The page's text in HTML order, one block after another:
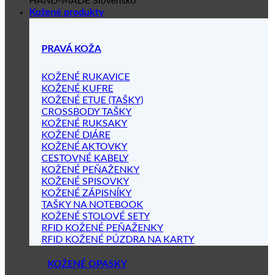
Kožené produkty
PRAVÁ KOŽA
KOŽENÉ RUKAVICE
KOŽENÉ KUFRE
KOŽENÉ ETUE (TAŠKY)
CROSSBODY TAŠKY
KOŽENÉ RUKSAKY
KOŽENÉ DIÁRE
KOŽENÉ AKTOVKY
CESTOVNÉ KABELY
KOŽENÉ PEŇAŽENKY
KOŽENÉ SPISOVKY
KOŽENÉ ZÁPISNÍKY
TAŠKY NA NOTEBOOK
KOŽENÉ STOLOVÉ SETY
RFID KOŽENÉ PEŇAŽENKY
RFID KOŽENÉ PÚZDRA NA KARTY
KOŽENÉ OPASKY